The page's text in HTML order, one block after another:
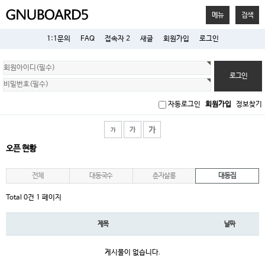
메뉴 검색
1:1문의 FAQ 접속자 2 새글 회원가입 로그인
회
원
로
그
자동로그인 회원가입 정보찾기
오픈 현황
전체 대동국수 춘자살롱 대동집
Total 0건 1 페이지
제목 날짜
게시물이 없습니다.